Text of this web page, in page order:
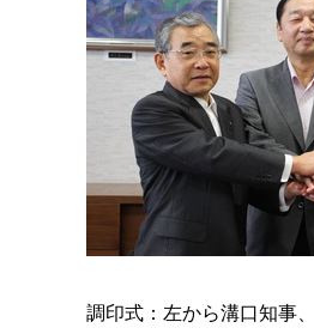
調印式：左から溝口知事